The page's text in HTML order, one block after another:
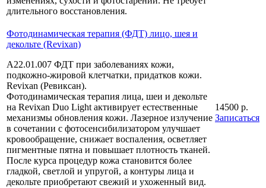
длительного восстановления.
Фотодинамическая терапия (ФДТ) лицо, шея и
декольте (Revixan)
А22.01.007 ФДТ при заболеваниях кожи,
подкожно-жировой клетчатки, придатков кожи.
Revixan (Ревиксан).
Фотодинамическая терапия лица, шеи и декольте
на Revixan Duo Light активирует естественные
механизмы обновления кожи. Лазерное излучение
в сочетании с фотосенсибилизатором улучшает
кровообращение, снижает воспаления, осветляет
пигментные пятна и повышает плотность тканей.
После курса процедур кожа становится более
гладкой, светлой и упругой, а контуры лица и
декольте приобретают свежий и ухоженный вид.
14500 р.
Записаться